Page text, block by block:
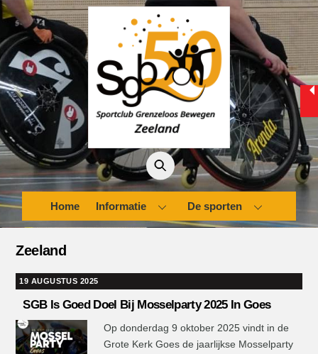
Skip
content
Home Informatie De sporten
Zeeland
19 AUGUSTUS 2025
SGB Is Goed Doel Bij Mosselparty 2025 In Goes
Op donderdag 9 oktober 2025 vindt in de
Grote Kerk Goes de jaarlijkse Mosselparty